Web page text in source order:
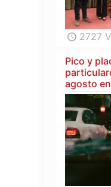
2727
Pico y
agosto